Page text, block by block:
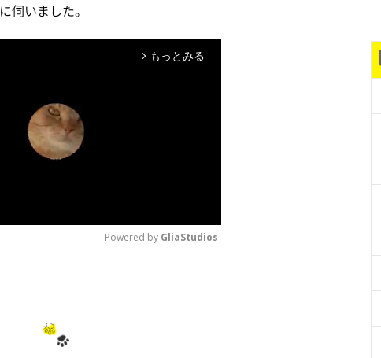
に伺いました。
arrow_forward_ios もっとみる
Powered by GliaStudios